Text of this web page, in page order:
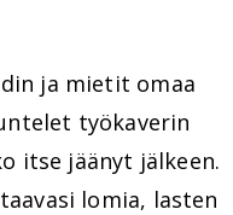
ja mietit omaa
työkaverin
itse jäänyt jälkeen.
lomia, lasten